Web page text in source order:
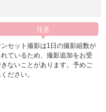
セット撮影は1日の撮影組数が
ているため、撮影追加をお受
きないことがあります。予めご
ださい。